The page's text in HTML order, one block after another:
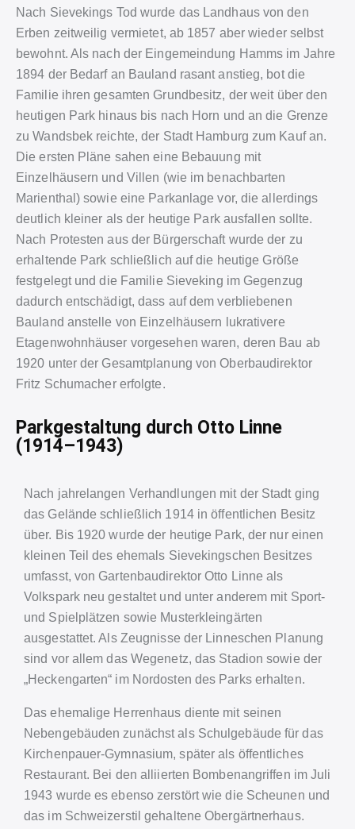
Nach Sievekings Tod wurde das Landhaus von den
Erben zeitweilig vermietet, ab 1857 aber wieder selbst
bewohnt. Als nach der Eingemeindung Hamms im Jahre
1894 der Bedarf an Bauland rasant anstieg, bot die
Familie ihren gesamten Grundbesitz, der weit über den
heutigen Park hinaus bis nach Horn und an die Grenze
zu Wandsbek reichte, der Stadt Hamburg zum Kauf an.
Die ersten Pläne sahen eine Bebauung mit
Einzelhäusern und Villen (wie im benachbarten
Marienthal) sowie eine Parkanlage vor, die allerdings
deutlich kleiner als der heutige Park ausfallen sollte.
Nach Protesten aus der Bürgerschaft wurde der zu
erhaltende Park schließlich auf die heutige Größe
festgelegt und die Familie Sieveking im Gegenzug
dadurch entschädigt, dass auf dem verbliebenen
Bauland anstelle von Einzelhäusern lukrativere
Etagenwohnhäuser vorgesehen waren, deren Bau ab
1920 unter der Gesamtplanung von Oberbaudirektor
Fritz Schumacher erfolgte.
Parkgestaltung durch Otto Linne
(1914–1943)
Nach jahrelangen Verhandlungen mit der Stadt ging
das Gelände schließlich 1914 in öffentlichen Besitz
über. Bis 1920 wurde der heutige Park, der nur einen
kleinen Teil des ehemals Sievekingschen Besitzes
umfasst, von Gartenbaudirektor Otto Linne als
Volkspark neu gestaltet und unter anderem mit Sport-
und Spielplätzen sowie Musterkleingärten
ausgestattet. Als Zeugnisse der Linneschen Planung
sind vor allem das Wegenetz, das Stadion sowie der
„Heckengarten“ im Nordosten des Parks erhalten.
Das ehemalige Herrenhaus diente mit seinen
Nebengebäuden zunächst als Schulgebäude für das
Kirchenpauer-Gymnasium, später als öffentliches
Restaurant. Bei den alliierten Bombenangriffen im Juli
1943 wurde es ebenso zerstört wie die Scheunen und
das im Schweizerstil gehaltene Obergärtnerhaus.